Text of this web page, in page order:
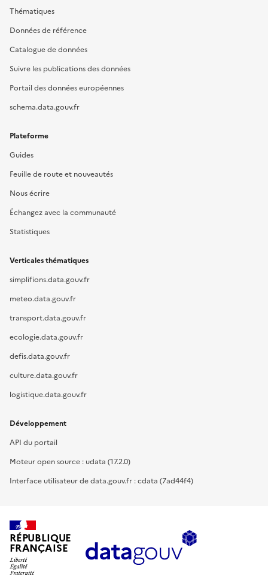
Thématiques
Données de référence
Catalogue de données
Suivre les publications des données
Portail des données européennes
schema.data.gouv.fr
Plateforme
Guides
Feuille de route et nouveautés
Nous écrire
Échangez avec la communauté
Statistiques
Verticales thématiques
simplifions.data.gouv.fr
meteo.data.gouv.fr
transport.data.gouv.fr
ecologie.data.gouv.fr
defis.data.gouv.fr
culture.data.gouv.fr
logistique.data.gouv.fr
Développement
API du portail
Moteur open source : udata (17.2.0)
Interface utilisateur de data.gouv.fr : cdata (7ad44f4)
RÉPUBLIQUE
FRANÇAISE